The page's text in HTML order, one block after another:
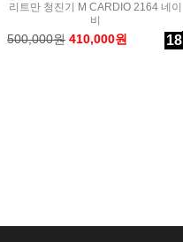
리트만 청진기 M CARDIO 2164 네이
비
500,000원 410,000원 18